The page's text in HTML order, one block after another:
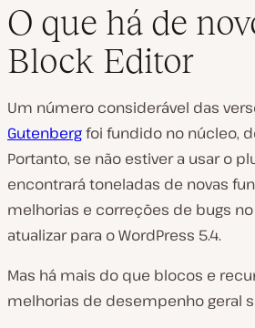
O que há de
Block Editor
Um número considerável das
Gutenbergfoi fundido no núcleo,
Portanto, se não estiver a usar o
encontrará toneladas de novas
melhorias e correções de bugs
atualizar para o WordPress 5.4.
Mas há mais do que blocos e
melhorias de desempenho geral